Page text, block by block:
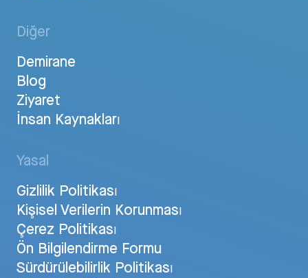
Diğer
Demirane
Blog
Ziyaret
İnsan Kaynakları
Yasal
Gizlilik Politikası
Kişisel Verilerin Korunması
Çerez Politikası
Ön Bilgilendirme Formu
Sürdürülebilirlik Politikası